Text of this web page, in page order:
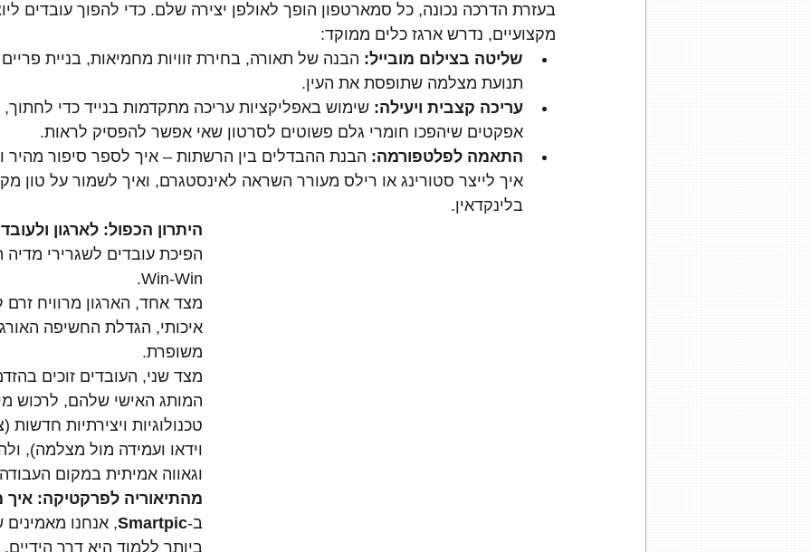
בעזרת הדרכה נכונה, כל סמארטפון הופך לאולפן יצירה שלם. כדי להפוך עובדים
מקצועיים, נדרש ארגז כלים ממוקד:
שליטה בצילום מובייל: הבנה של תאורה, בחירת זוויות מחמיאות, בניית פריים
תנועת מצלמה שתופסת את העין.
עריכה קצבית ויעילה: שימוש באפליקציות עריכה מתקדמות בנייד כדי
אפקטים שיהפכו חומרי גלם פשוטים לסרטון שאי אפשר להפסיק לראות.
התאמה לפלטפורמה: הבנת ההבדלים בין הרשתות – איך לספר סיפור מהיר
איך לייצר סטורינג או רילס מעורר השראה לאינסטגרם, ואיך לשמור על טון
בלינקדאין.
היתרון הכפול: לארגון ולעובד
הפיכת עובדים לשגרירי
Win-Win.
מצד אחד, הארגון מרוויח
איכותי, הגדלת החשיפה
משופרת.
מצד שני, העובדים זוכים
המותג האישי שלהם, לרכוש
טכנולוגיות ויצירתיות חדשות
וידאו ועמידה מול מצלמה),
וגאווה אמיתית במקום
מהתיאוריה לפרקטיקה: איך
ב-Smartpic, אנחנו
ביותר ללמוד היא דרך